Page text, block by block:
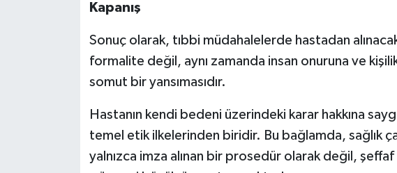
Kapanış
Sonuç olarak, tıbbi müdahalelerde hastadan
formalite değil, aynı zamanda insan onuruna ve kişilik
somut bir yansımasıdır.
Hastanın kendi bedeni üzerindeki karar hakkına
temel etik ilkelerinden biridir. Bu bağlamda, sağlık
yalnızca imza alınan bir prosedür olarak değil,